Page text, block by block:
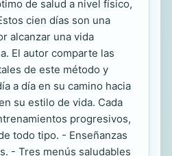
de salud a nivel físico,
cien días son una
alcanzar una vida
El autor comparte las
de este método y
a día en su camino hacia
su estilo de vida. Cada
progresivos,
todo tipo. - Enseñanzas
- Tres menús saludables